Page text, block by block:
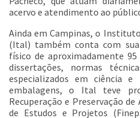
acervo e atendimento ao
Ainda em Campinas, o
(Ital) também conta com
físico de aproximadamente
dissertações, normas
especializados em ciência
embalagens, o Ital teve
Recuperação e Preservação de
de Estudos e Projetos